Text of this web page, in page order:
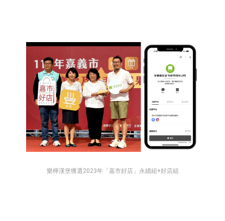
樂檸漢堡獲選2023年「嘉市好店」永續組+好店組